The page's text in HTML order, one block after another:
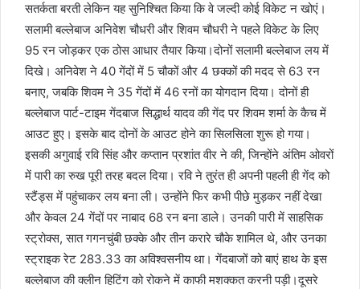
सतर्कता बरती लेकिन यह सुनिश्चित किया कि वे जल्दी कोई विकेट न खोएं।
सलामी बल्लेबाज अनिवेश चौधरी और शिवम चौधरी ने पहले विकेट के लिए
95 रन जोड़कर एक ठोस आधार तैयार किया।दोनों सलामी बल्लेबाज लय में
दिखे। अनिवेश ने 40 गेंदों में 5 चौकों और 4 छक्कों की मदद से 63 रन
बनाए, जबकि शिवम ने 35 गेंदों में 46 रनों का योगदान दिया। दोनों ही
बल्लेबाज पार्ट-टाइम गेंदबाज सिद्धार्थ यादव की गेंद पर शिवम शर्मा के कैच में
आउट हुए। इसके बाद दोनों के आउट होने का सिलसिला शुरू हो गया।
इसकी अगुवाई रवि सिंह और कप्तान प्रशांत वीर ने की, जिन्होंने अंतिम ओवरों
में पारी का रुख पूरी तरह बदल दिया। रवि ने तुरंत ही अपनी पहली ही गेंद को
स्टैंड्स में पहुंचाकर लय बना ली। उन्होंने फिर कभी पीछे मुड़कर नहीं देखा
और केवल 24 गेंदों पर नाबाद 68 रन बना डाले। उनकी पारी में साहसिक
स्ट्रोक्स, सात गगनचुंबी छक्के और तीन करारे चौके शामिल थे, और उनका
स्ट्राइक रेट 283.33 का अविश्वसनीय था। गेंदबाजों को बाएं हाथ के इस
बल्लेबाज की क्लीन हिटिंग को रोकने में काफी मशक्कत करनी पड़ी।दूसरे